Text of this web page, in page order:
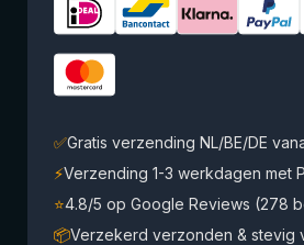
✅Gratis verzending NL/BE/DE
⚡Verzending 1-3 werkdagen met
⭐4.8/5 op Google Reviews (278
📦Verzekerd verzonden & stevig